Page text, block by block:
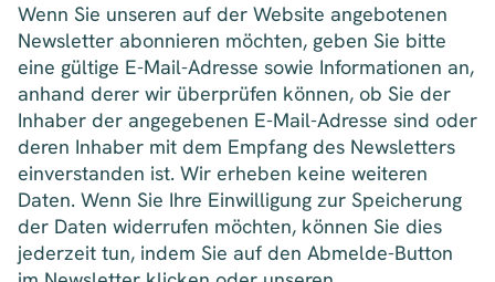
Wenn Sie unseren auf der Website angebotenen
Newsletter abonnieren möchten, geben Sie bitte
eine gültige E-Mail-Adresse sowie Informationen an,
anhand derer wir überprüfen können, ob Sie der
Inhaber der angegebenen E-Mail-Adresse sind oder
deren Inhaber mit dem Empfang des Newsletters
einverstanden ist. Wir erheben keine weiteren
Daten. Wenn Sie Ihre Einwilligung zur Speicherung
der Daten widerrufen möchten, können Sie dies
jederzeit tun, indem Sie auf den Abmelde-Button